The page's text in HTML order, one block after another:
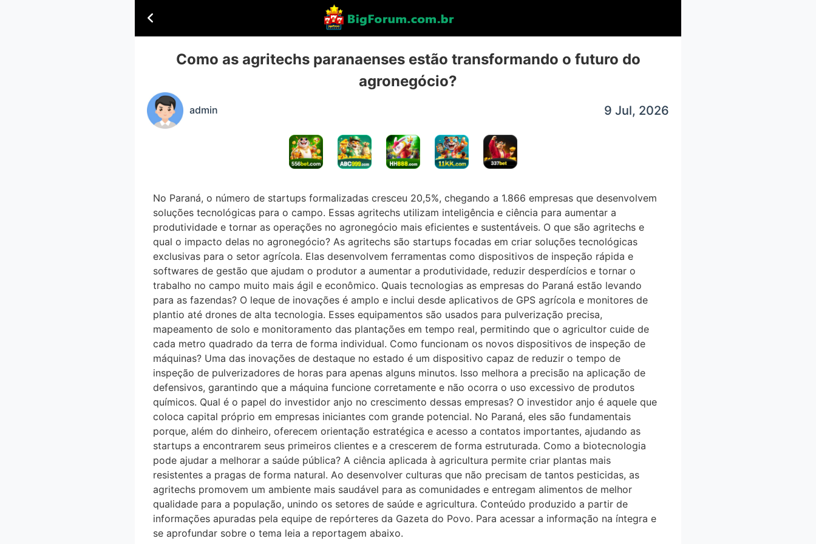
Como as agritechs paranaenses estão transformando o futuro do
agronegócio?
admin 9 Jul, 2026
No Paraná, o número de startups formalizadas cresceu 20,5%, chegando a 1.866 empresas que desenvolvem
soluções tecnológicas para o campo. Essas agritechs utilizam inteligência e ciência para aumentar a
produtividade e tornar as operações no agronegócio mais eficientes e sustentáveis. O que são agritechs e
qual o impacto delas no agronegócio? As agritechs são startups focadas em criar soluções tecnológicas
exclusivas para o setor agrícola. Elas desenvolvem ferramentas como dispositivos de inspeção rápida e
softwares de gestão que ajudam o produtor a aumentar a produtividade, reduzir desperdícios e tornar o
trabalho no campo muito mais ágil e econômico. Quais tecnologias as empresas do Paraná estão levando
para as fazendas? O leque de inovações é amplo e inclui desde aplicativos de GPS agrícola e monitores de
plantio até drones de alta tecnologia. Esses equipamentos são usados para pulverização precisa,
mapeamento de solo e monitoramento das plantações em tempo real, permitindo que o agricultor cuide de
cada metro quadrado da terra de forma individual. Como funcionam os novos dispositivos de inspeção de
máquinas? Uma das inovações de destaque no estado é um dispositivo capaz de reduzir o tempo de
inspeção de pulverizadores de horas para apenas alguns minutos. Isso melhora a precisão na aplicação de
defensivos, garantindo que a máquina funcione corretamente e não ocorra o uso excessivo de produtos
químicos. Qual é o papel do investidor anjo no crescimento dessas empresas? O investidor anjo é aquele que
coloca capital próprio em empresas iniciantes com grande potencial. No Paraná, eles são fundamentais
porque, além do dinheiro, oferecem orientação estratégica e acesso a contatos importantes, ajudando as
startups a encontrarem seus primeiros clientes e a crescerem de forma estruturada. Como a biotecnologia
pode ajudar a melhorar a saúde pública? A ciência aplicada à agricultura permite criar plantas mais
resistentes a pragas de forma natural. Ao desenvolver culturas que não precisam de tantos pesticidas, as
agritechs promovem um ambiente mais saudável para as comunidades e entregam alimentos de melhor
qualidade para a população, unindo os setores de saúde e agricultura. Conteúdo produzido a partir de
informações apuradas pela equipe de repórteres da Gazeta do Povo. Para acessar a informação na íntegra e
se aprofundar sobre o tema leia a reportagem abaixo.